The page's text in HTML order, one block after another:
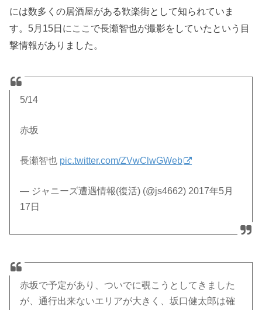
には数多くの居酒屋がある歓楽街として知られていま
す。5月15日にここで長瀬智也が撮影をしていたという目
撃情報がありました。
5/14
赤坂
長瀬智也 pic.twitter.com/ZVwClwGWeb
— ジャニーズ遭遇情報(復活) (@js4662) 2017年5月
17日
赤坂で予定があり、ついでに覗こうとしてきました
が、通行出来ないエリアが大きく、坂口健太郎は確